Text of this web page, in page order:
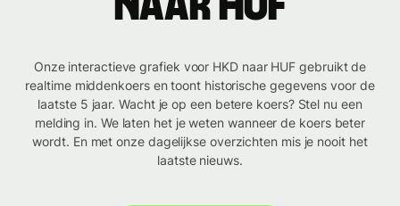
Onze interactieve grafiek voor HKD naar HUF gebruikt de
realtime middenkoers en toont historische gegevens voor de
laatste 5 jaar. Wacht je op een betere koers? Stel nu een
melding in. We laten het je weten wanneer de koers beter
wordt. En met onze dagelijkse overzichten mis je nooit het
laatste nieuws.